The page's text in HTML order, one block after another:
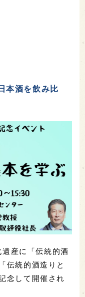
本酒を飲み比
産に「伝統的酒
伝統的酒造りと
念して開催され